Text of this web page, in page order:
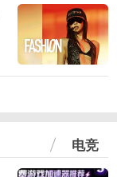
电竞